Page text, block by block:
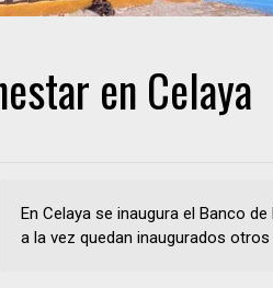
en Celaya
En Celaya se inaugura el Banco de
a la vez quedan inaugurados